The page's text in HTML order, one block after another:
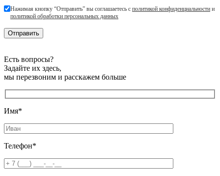
Нажимая кнопку “Отправить” вы соглашаетесь с политикой конфиденциальности и
политикой обработки персональных данных
Есть вопросы?
Задайте их здесь,
мы перезвоним и расскажем больше
Имя*
Телефон*